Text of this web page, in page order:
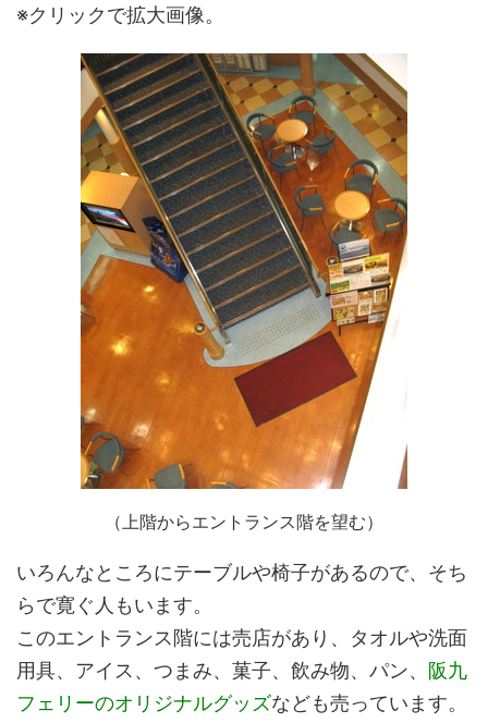
※クリックで拡大画像。
（上階からエントランス階を望む）
いろんなところにテーブルや椅子があるので、そち
らで寛ぐ人もいます。
このエントランス階には売店があり、タオルや洗面
用具、アイス、つまみ、菓子、飲み物、パン、 阪九
フェリーのオリジナルグッズなども売っています。